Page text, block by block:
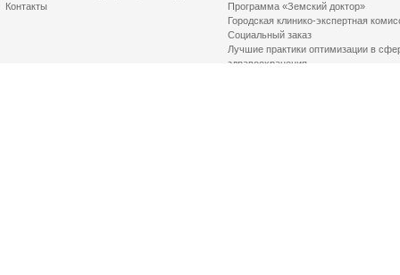
Контакты
Программа «Земский доктор»
Городская клинико-экспертная
Социальный заказ
Лучшие практики оптимизации в
здравоохранения